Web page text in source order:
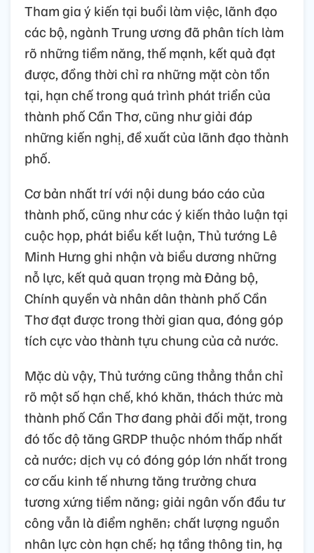
Tham gia ý kiến tại buổi làm việc, lãnh đạo
các bộ, ngành Trung ương đã phân tích làm
rõ những tiềm năng, thế mạnh, kết quả đạt
được, đồng thời chỉ ra những mặt còn tồn
tại, hạn chế trong quá trình phát triển của
thành phố Cần Thơ, cũng như giải đáp
những kiến nghị, đề xuất của lãnh đạo thành
phố.
Cơ bản nhất trí với nội dung báo cáo của
thành phố, cũng như các ý kiến thảo luận tại
cuộc họp, phát biểu kết luận, Thủ tướng Lê
Minh Hưng ghi nhận và biểu dương những
nỗ lực, kết quả quan trọng mà Đảng bộ,
Chính quyền và nhân dân thành phố Cần
Thơ đạt được trong thời gian qua, đóng góp
tích cực vào thành tựu chung của cả nước.
Mặc dù vậy, Thủ tướng cũng thẳng thắn chỉ
rõ một số hạn chế, khó khăn, thách thức mà
thành phố Cần Thơ đang phải đối mặt, trong
đó tốc độ tăng GRDP thuộc nhóm thấp nhất
cả nước; dịch vụ có đóng góp lớn nhất trong
cơ cấu kinh tế nhưng tăng trưởng chưa
tương xứng tiềm năng; giải ngân vốn đầu tư
công vẫn là điểm nghẽn; chất lượng nguồn
nhân lực còn hạn chế; hạ tầng thông tin, hạ